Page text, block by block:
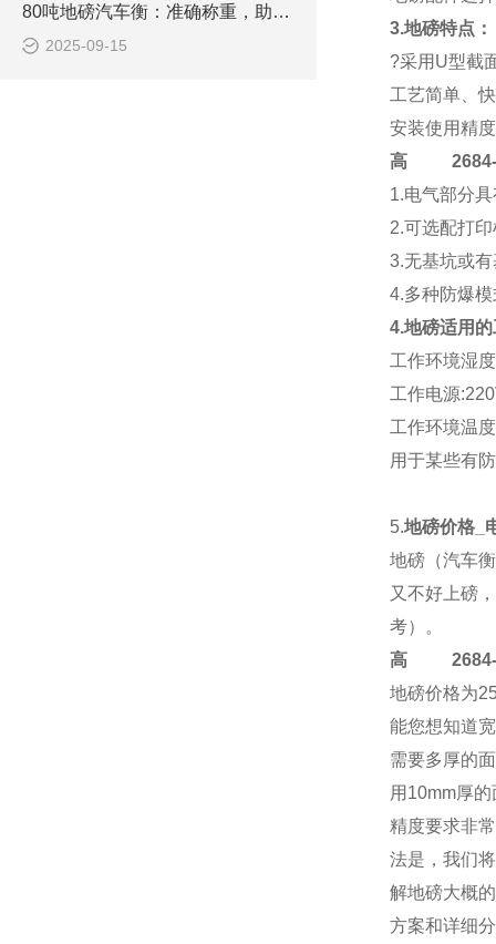
80吨地磅汽车衡：准确称重，助力物流运输高效发展
2025-09-15
3.地磅特点：
?采用U型截
工艺简单、
安装使用精
高2684-
1.电气部分
2.可选配打
3.无基坑或
4.多种防爆
4.地磅适用
工作环境湿
工作电源
工作环境温
用于某些有
5.地磅价格_
地磅（汽车
又不好上磅
考）。
高2684-
地磅价格为
能您想知道
需要多厚的
用10mm厚
精度要求非
法是，我们
解地磅大概
方案和详细